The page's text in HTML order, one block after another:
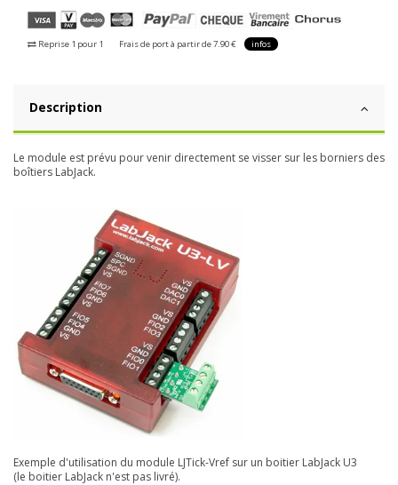
Reprise 1 pour 1 Frais de port à partir de 7.90 € infos
Description
Le module est prévu pour venir directement se visser sur les borniers des
boîtiers LabJack.
Exemple d'utilisation du module LJTick-Vref sur un boitier LabJack U3
(le boitier LabJack n'est pas livré).